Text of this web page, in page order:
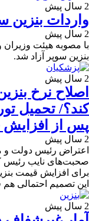
2 سال پیش
واردات بنزین
2 سال پیش
بنزین سوپر آزاد شد.
2 سال پیش
اصلاح نرخ
پس از افزایش
2 سال پیش
اعتراض رئیس دولت و
صحبت‌های نایب رئیس
برای افزایش قیمت
این تصمیم احتمالی هم
2 سال پیش